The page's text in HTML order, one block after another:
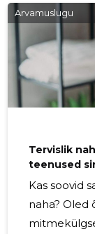
avastada
tagab
analüüs,
mitmete
Arvamuslugu
Tervislik
teenused
Kas soovid
naha? Oled